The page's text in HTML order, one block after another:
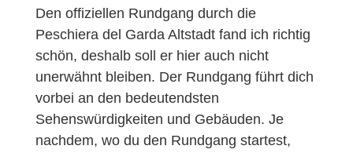
Den offiziellen Rundgang durch die
Peschiera del Garda Altstadt fand ich richtig
schön, deshalb soll er hier auch nicht
unerwähnt bleiben. Der Rundgang führt dich
vorbei an den bedeutendsten
Sehenswürdigkeiten und Gebäuden. Je
nachdem, wo du den Rundgang startest,